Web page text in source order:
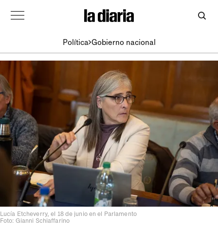
Política Gobierno nacional
Lucía Etcheverry, el 18 de junio en el Parlamento
Foto: Gianni Schiaffarino